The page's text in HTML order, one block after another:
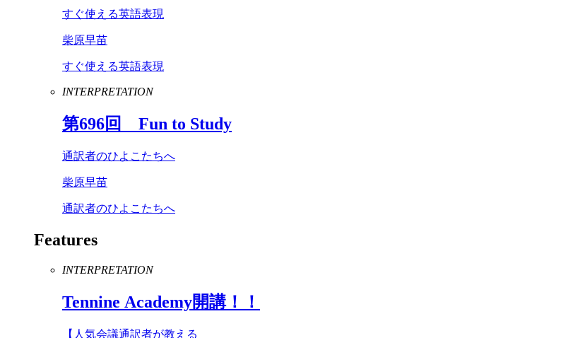
すぐ使える英語表現
柴原早苗
すぐ使える英語表現
INTERPRETATION
第696回 Fun to Study
通訳者のひよこたちへ
柴原早苗
通訳者のひよこたちへ
Features
INTERPRETATION
Tennine Academy開講！！
【人気会議通訳者が教える